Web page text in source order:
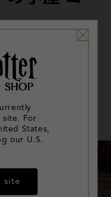
site. For
States,
our U.S.
site